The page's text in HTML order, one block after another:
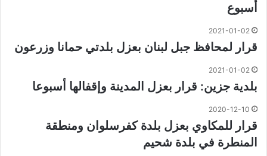
أسبوع
2021-01-02
قرار لمحافظ جبل لبنان بعزل بلدتي حمانا وزرعون
2021-01-02
بلدية جزين: قرار بعزل المدينة وإقفالها أسبوعا
2020-12-10
قرار للمكاوي بعزل بلدة كفرسلوان ومنطقة
المنطرة في بلدة شحيم